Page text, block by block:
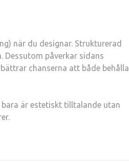
när du designar. Strukturerad
påverkar sidans
chanserna att både behålla
bara är estetiskt tilltalande utan